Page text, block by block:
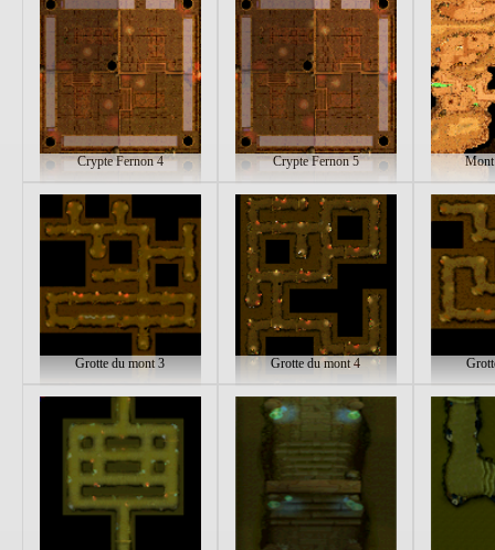
Crypte Fernon 4 Crypte Fernon 5 Mont
Grotte du mont 3 Grotte du mont 4